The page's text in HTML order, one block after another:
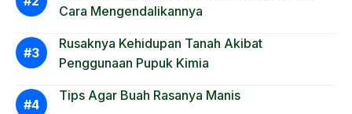
Cara Mengendalikannya
Rusaknya Kehidupan Tanah Akibat
Penggunaan Pupuk Kimia
Tips Agar Buah Rasanya Manis